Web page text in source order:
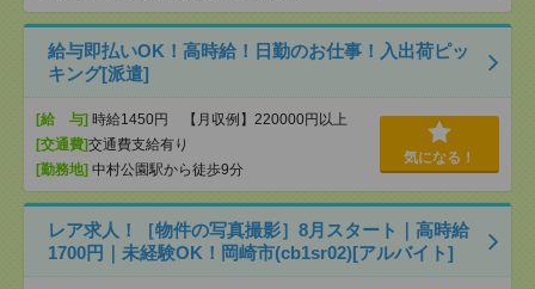
給与即払いOK！高時給！日勤のお仕事！入出荷ピッ
キング[派遣]
[給 与] 時給1450円 【月収例】220000円以上
[交通費]交通費支給有り
[勤務地] 中村公園駅から徒歩9分
気になる！
レア求人！［物件の写真撮影］8月スタート｜高時給
1700円｜未経験OK！岡崎市(cb1sr02)[アルバイト]